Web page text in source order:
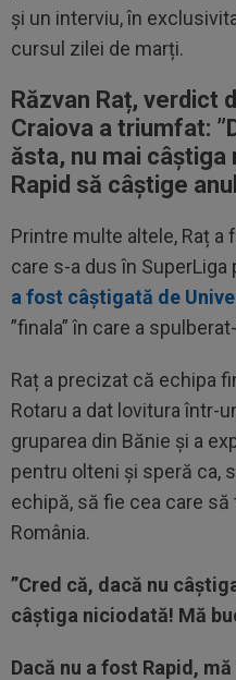
și un interviu, în
cursul zilei de marți.
Răzvan Raț, verdict
Craiova a triumfat:
ăsta, nu mai câștiga
Rapid să câștige
Printre multe altele, Raț
care s-a dus în
a fost câștigată de
”finala” în care a
Raț a precizat că echipa
Rotaru a dat lovitura într-
gruparea din Bănie și a
pentru olteni și speră ca,
echipă, să fie cea care
România.
”Cred că, dacă nu
câștiga niciodată! Mă
Dacă nu a fost Rapid,